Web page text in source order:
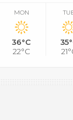
MON
36°C
22°C